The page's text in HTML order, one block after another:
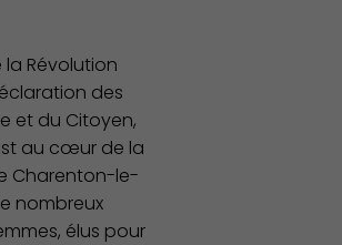
Révolution
des
et du Citoyen,
au cœur de la
Charenton-le-
nombreux
élus pour